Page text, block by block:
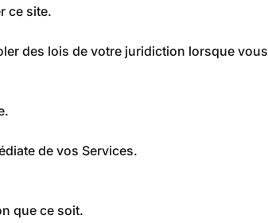
ce site.
des lois de votre juridiction lorsque vous
de vos Services.
que ce soit.